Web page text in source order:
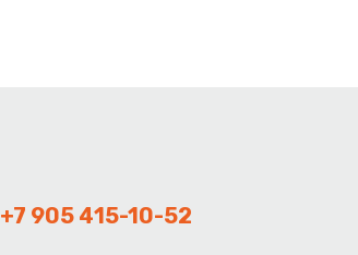
+7 905 415-10-52